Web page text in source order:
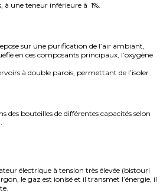
à une teneur inférieure à 1%.
sur une purification de l’air ambiant,
en ces composants principaux, l’oxygène
à double parois, permettant de l’isoler
des bouteilles de différentes capacités selon
électrique à tension très élevée (bistouri
le gaz est ionisé et il transmet l’énergie, il